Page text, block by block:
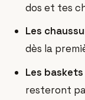
dos et tes
Les
dès la
Les
resteront